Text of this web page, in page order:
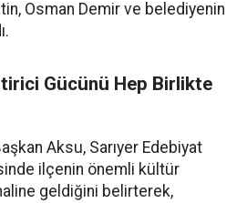
Osman Demir ve belediyenin
Gücünü Hep Birlikte
Aksu, Sarıyer Edebiyat
ilçenin önemli kültür
geldiğini belirterek,